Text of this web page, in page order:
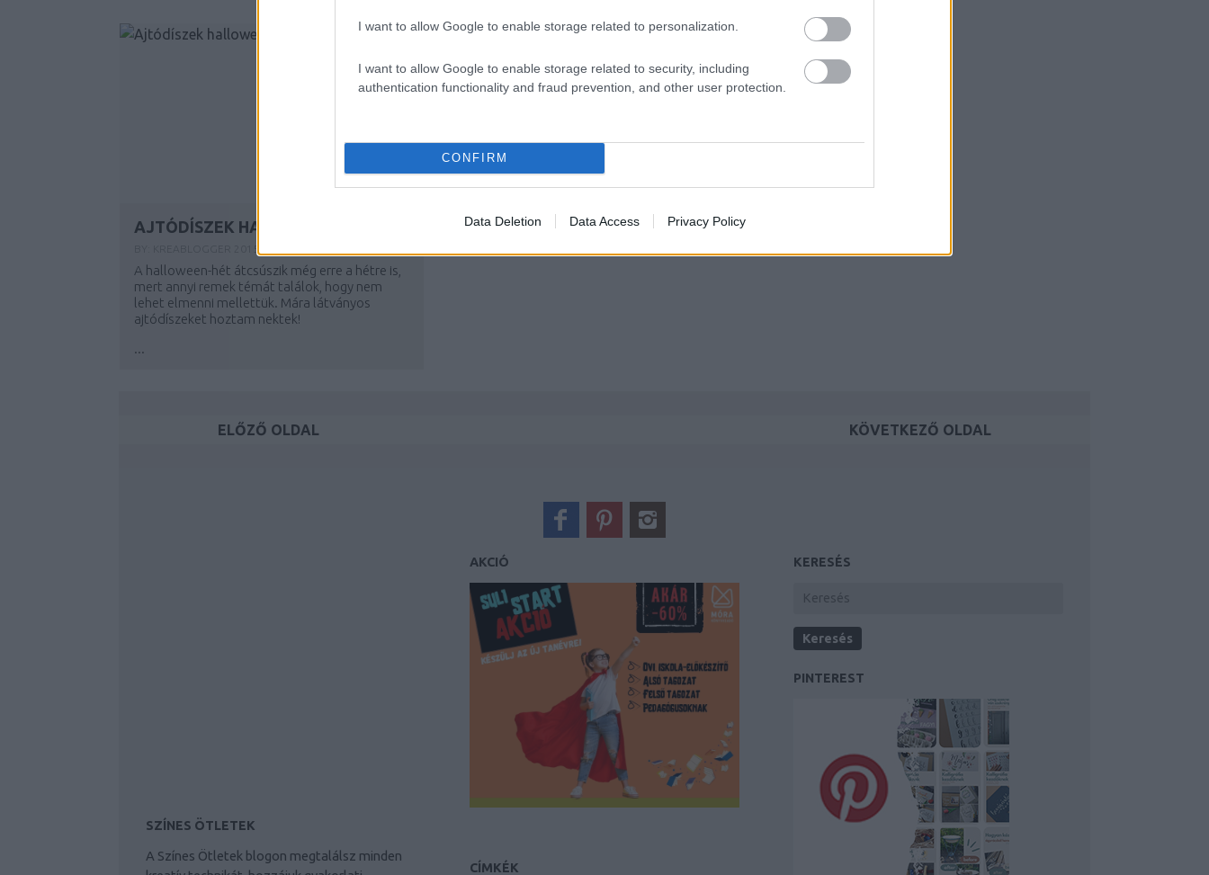
I want to allow Google to enable storage related to personalization.
I want to allow Google to enable storage related to security, including
authentication functionality and fraud prevention, and other user protection.
CONFIRM
Data Deletion Data Access Privacy Policy
AJTÓDÍSZEK HALLOWEEN-RE
A halloween-hét átcsúszik még erre a hétre is,
mert annyi remek témát találok, hogy nem
lehet elmenni mellettük. Mára látványos
ajtódíszeket hoztam nektek!
...
ELŐZŐ OLDAL KÖVETKEZŐ OLDAL
SZÍNES ÖTLETEK
A Színes Ötletek blogon megtalálsz minden
AKCIÓ
CÍMKÉK
KERESÉS
PINTEREST